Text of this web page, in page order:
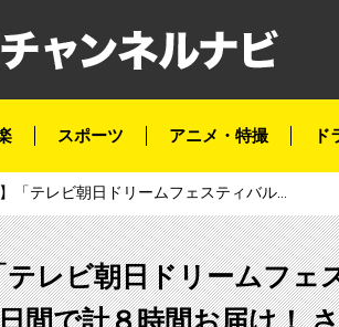
スポーツ アニメ・特撮 ド
テレビ朝日ドリームフェ